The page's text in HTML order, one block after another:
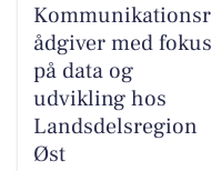
Kommunikationsr
ådgiver med fokus
på data og
udvikling hos
Landsdelsregion
Øst